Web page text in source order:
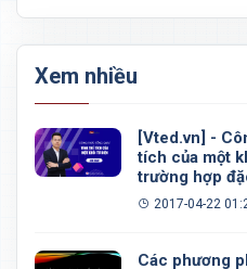
Xem nhiều
[Vted.vn] -
tích của một
trường hợp
2017-04-22
Các phương